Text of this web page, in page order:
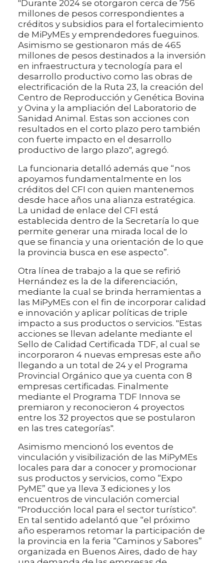
"Durante 2024 se otorgaron cerca de 756
millones de pesos correspondientes a
créditos y subsidios para el fortalecimiento
de MiPyMEs y emprendedores fueguinos.
Asimismo se gestionaron más de 465
millones de pesos destinados a la inversión
en infraestructura y tecnología para el
desarrollo productivo como las obras de
electrificación de la Ruta 23, la creación del
Centro de Reproducción y Genética Bovina
y Ovina y la ampliación del Laboratorio de
Sanidad Animal. Estas son acciones con
resultados en el corto plazo pero también
con fuerte impacto en el desarrollo
productivo de largo plazo", agregó.
La funcionaria detalló además que “nos
apoyamos fundamentalmente en los
créditos del CFI con quien mantenemos
desde hace años una alianza estratégica.
La unidad de enlace del CFI está
establecida dentro de la Secretaría lo que
permite generar una mirada local de lo
que se financia y una orientación de lo que
la provincia busca en ese aspecto”.
Otra línea de trabajo a la que se refirió
Hernández es la de la diferenciación,
mediante la cual se brinda herramientas a
las MiPyMEs con el fin de incorporar calidad
e innovación y aplicar políticas de triple
impacto a sus productos o servicios. "Estas
acciones se llevan adelante mediante el
Sello de Calidad Certificada TDF, al cual se
incorporaron 4 nuevas empresas este año
llegando a un total de 24 y el Programa
Provincial Orgánico que ya cuenta con 8
empresas certificadas. Finalmente
mediante el Programa TDF Innova se
premiaron y reconocieron 4 proyectos
entre los 32 proyectos que se postularon
en las tres categorías".
Asimismo mencionó los eventos de
vinculación y visibilización de las MiPyMEs
locales para dar a conocer y promocionar
sus productos y servicios, como “Expo
PyME” que ya lleva 3 ediciones y los
encuentros de vinculación comercial
"Producción local para el sector turístico".
En tal sentido adelantó que “el próximo
año esperamos retomar la participación de
la provincia en la feria “Caminos y Sabores”
organizada en Buenos Aires, dado de hay